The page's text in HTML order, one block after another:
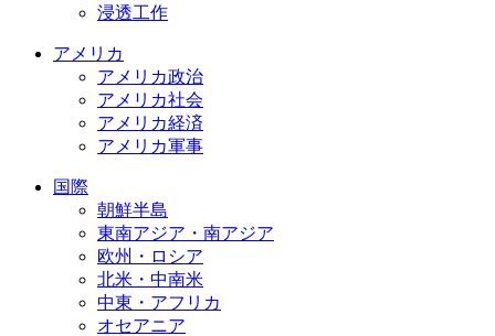
浸透工作
アメリカ
アメリカ政治
アメリカ社会
アメリカ経済
アメリカ軍事
国際
朝鮮半島
東南アジア・南アジア
欧州・ロシア
北米・中南米
中東・アフリカ
オセアニア